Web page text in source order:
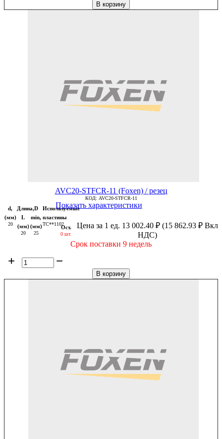
В корзину
AVC20-STFCR-11 (Foxen) / резец
КОД: AVC20-STFCR-11
d,
(мм)
20
Длина,
L
(мм)
20
D
min,
(мм)
25
Используемые
пластины
TC**1102
Показать характеристики
Ост.
0 шт.
Цена за 1 ед. 13 002.40 ₽ (15 862.93 ₽Вкл
НДС)
Срок поставки 9 недель
+ −
В корзину